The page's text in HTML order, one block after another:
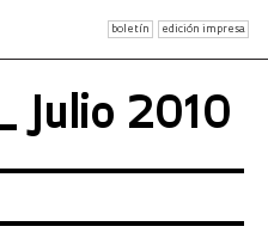
boletín edición impresa
Julio 2010